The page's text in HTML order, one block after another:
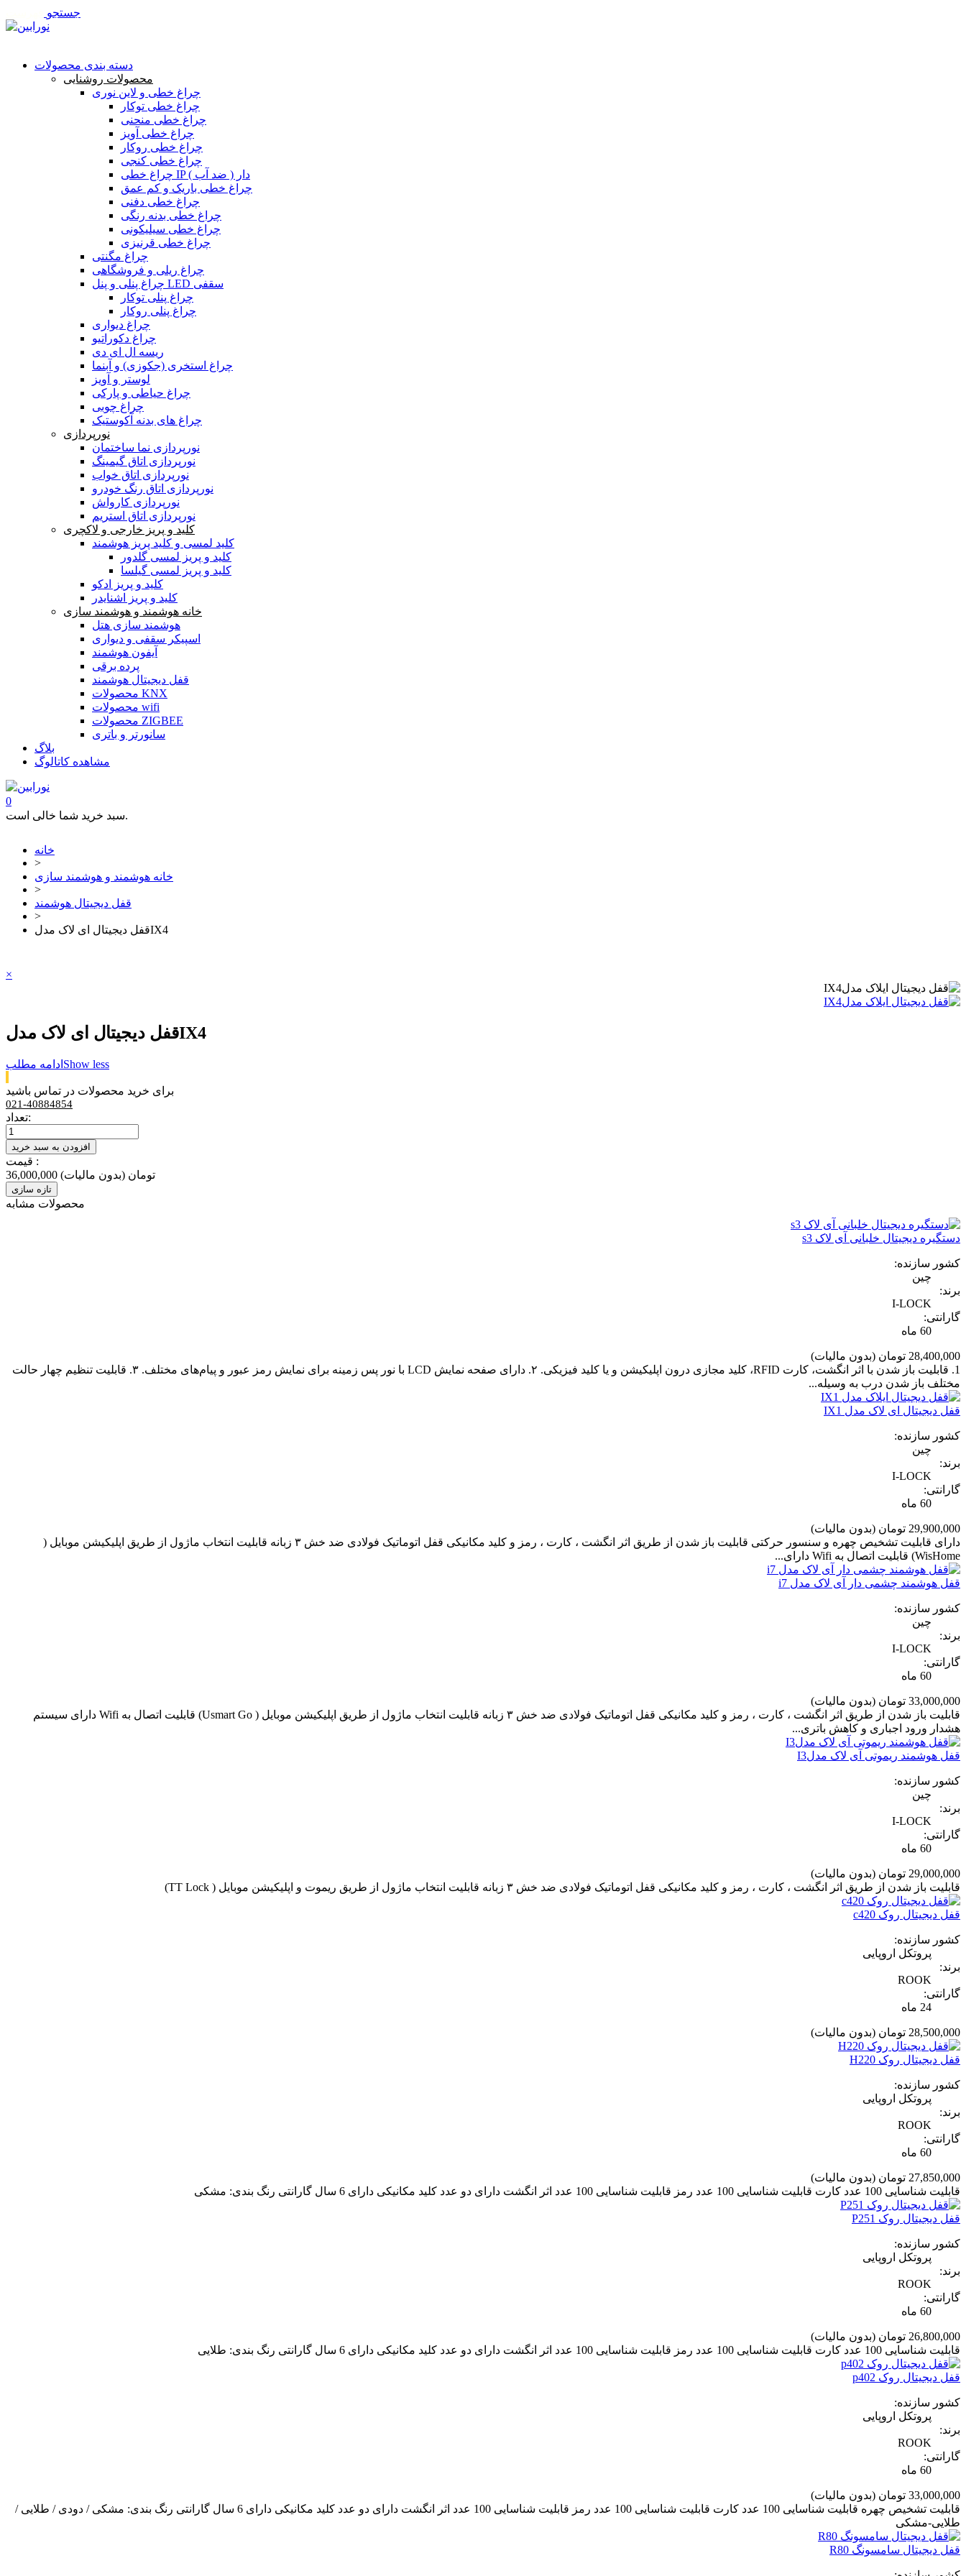
جستجو
دسته بندی محصولات
محصولات روشنایی
چراغ خطی و لاین نوری
چراغ خطی توکار
چراغ خطی منحنی
چراغ خطی آویز
چراغ خطی روکار
چراغ خطی کنجی
چراغ خطی IP دار ( ضد آب )
چراغ خطی باریک و کم عمق
چراغ خطی دفنی
چراغ خطی بدنه رنگی
چراغ خطی سیلیکونی
چراغ خطی قرنیزی
چراغ مگنتی
چراغ ریلی و فروشگاهی
چراغ پنلی و پنل LED سقفی
چراغ پنلی توکار
چراغ پنلی روکار
چراغ دیواری
چراغ دکوراتیو
ریسه ال ای دی
چراغ استخری (جکوزی) و آبنما
لوستر و آویز
چراغ حیاطی و پارکی
چراغ چوبی
چراغ های بدنه آکوستیک
نورپردازی
نورپردازی نما ساختمان
نورپردازی اتاق گیمینگ
نورپردازی اتاق خواب
نورپردازی اتاق رنگ خودرو
نورپردازی کارواش
نورپردازی اتاق استریم
کلید و پریز خارجی و لاکچری
کلید لمسی و کلید پریز هوشمند
کلید و پریز لمسی گلدور
کلید و پریز لمسی گیلسا
کلید و پریز ادکو
کلید و پریز اشنایدر
خانه هوشمند و هوشمند سازی
هوشمند سازی هتل
اسپیکر سقفی و دیواری
آیفون هوشمند
پرده برقی
قفل دیجیتال هوشمند
محصولات KNX
محصولات wifi
محصولات ZIGBEE
سانورتر و باتری
بلاگ
مشاهده کاتالوگ
0
سبد خرید شما خالی است.
خانه
>
خانه هوشمند و هوشمند سازی
>
قفل دیجیتال هوشمند
>
قفل دیجیتال ای لاک مدلIX4
×
قفل دیجیتال ای لاک مدلIX4
ادامه مطلب Show less
برای خرید محصولات در تماس باشید
021-40884854
تعداد:
افزودن به سبد خرید
قیمت :
36,000,000 تومان (بدون مالیات)
محصولات مشابه
دستگیره دیجیتال خلبانی آی لاک s3
کشور سازنده:
چین
برند:
I-LOCK
گارانتی:
60 ماه
28,400,000 تومان
(بدون مالیات)
1. قابلیت باز شدن با اثر انگشت، کارت RFID، کلید مجازی درون اپلیکیشن و یا کلید فیزیکی. ۲. دارای صفحه نمایش LCD با نور پس زمینه برای نمایش رمز عبور و پیام‌های مختلف. ۳. قابلیت تنظیم چهار حالت
مختلف باز شدن درب به وسیله...
قفل دیجیتال ای لاک مدل IX1
کشور سازنده:
چین
برند:
I-LOCK
گارانتی:
60 ماه
29,900,000 تومان
(بدون مالیات)
دارای قابلیت تشخیص چهره و سنسور حرکتی قابلیت باز شدن از طریق اثر انگشت ، کارت ، رمز و کلید مکانیکی قفل اتوماتیک فولادی ضد خش ۳ زبانه قابلیت انتخاب ماژول از طریق اپلیکیشن موبایل (
WisHome) قابلیت اتصال به Wifi دارای...
قفل هوشمند چشمی دار آی لاک مدل i7
کشور سازنده:
چین
برند:
I-LOCK
گارانتی:
60 ماه
33,000,000 تومان
(بدون مالیات)
قابلیت باز شدن از طریق اثر انگشت ، کارت ، رمز و کلید مکانیکی قفل اتوماتیک فولادی ضد خش ۳ زبانه قابلیت انتخاب ماژول از طریق اپلیکیشن موبایل ( Usmart Go) قابلیت اتصال به Wifi دارای سیستم
هشدار ورود اجباری و کاهش باتری...
قفل هوشمند ریموتی آی لاک مدلI3
کشور سازنده:
چین
برند:
I-LOCK
گارانتی:
60 ماه
29,000,000 تومان
(بدون مالیات)
قابلیت باز شدن از طریق اثر انگشت ، کارت ، رمز و کلید مکانیکی قفل اتوماتیک فولادی ضد خش ۳ زبانه قابلیت انتخاب ماژول از طریق ریموت و اپلیکیشن موبایل ( TT Lock)
قفل دیجیتال روک c420
کشور سازنده:
پروتکل اروپایی
برند:
ROOK
گارانتی:
24 ماه
28,500,000 تومان (بدون مالیات)
قفل دیجیتال روک H220
کشور سازنده:
پروتکل اروپایی
برند:
ROOK
گارانتی:
60 ماه
27,850,000 تومان
(بدون مالیات)
قابلیت شناسایی 100 عدد کارت قابلیت شناسایی 100 عدد رمز قابلیت شناسایی 100 عدد اثر انگشت دارای دو عدد کلید مکانیکی دارای 6 سال گارانتی رنگ بندی: مشکی
قفل دیجیتال روک P251
کشور سازنده:
پروتکل اروپایی
برند:
ROOK
گارانتی:
60 ماه
26,800,000 تومان
(بدون مالیات)
قابلیت شناسایی 100 عدد کارت قابلیت شناسایی 100 عدد رمز قابلیت شناسایی 100 عدد اثر انگشت دارای دو عدد کلید مکانیکی دارای 6 سال گارانتی رنگ بندی: طلایی
قفل دیجیتال روک p402
کشور سازنده:
پروتکل اروپایی
برند:
ROOK
گارانتی:
60 ماه
33,000,000 تومان
(بدون مالیات)
قابلیت تشخیص چهره قابلیت شناسایی 100 عدد کارت قابلیت شناسایی 100 عدد رمز قابلیت شناسایی 100 عدد اثر انگشت دارای دو عدد کلید مکانیکی دارای 6 سال گارانتی رنگ بندی: مشکی / دودی / طلایی /
طلایی-مشکی
قفل دیجیتال سامسونگ R80